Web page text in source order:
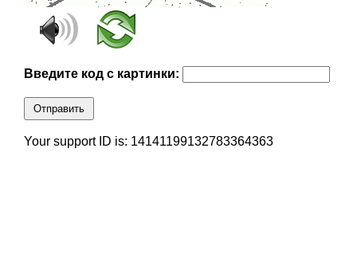
Введите код с картинки:
Отправить
Your support ID is: 14141199132783364363